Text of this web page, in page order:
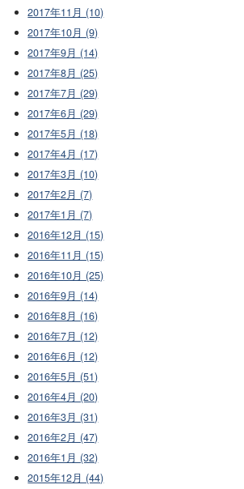
2017年11月 (10)
2017年10月 (9)
2017年9月 (14)
2017年8月 (25)
2017年7月 (29)
2017年6月 (29)
2017年5月 (18)
2017年4月 (17)
2017年3月 (10)
2017年2月 (7)
2017年1月 (7)
2016年12月 (15)
2016年11月 (15)
2016年10月 (25)
2016年9月 (14)
2016年8月 (16)
2016年7月 (12)
2016年6月 (12)
2016年5月 (51)
2016年4月 (20)
2016年3月 (31)
2016年2月 (47)
2016年1月 (32)
2015年12月 (44)